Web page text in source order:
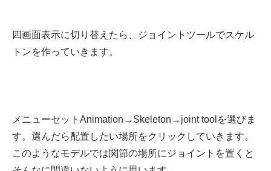
四画面表示に切り替えたら、ジョイントツールでスケル
トンを作っていきます。
メニューセットAnimation→Skeleton→joint toolを選びま
す。選んだら配置したい場所をクリックしていきます。
このようなモデルでは関節の場所にジョイントを置くと